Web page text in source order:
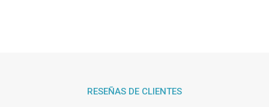
RESEÑAS DE CLIENTES